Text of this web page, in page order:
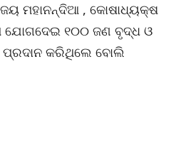
ମହାନନ୍ଦିଆ , କୋଷାଧ୍ୟକ୍ଷ
ଯୋଗଦେଇ ୧୦୦ ଜଣ ବୃଦ୍ଧ ଓ
ପ୍ରଦାନ କରିଥିଲେ ବୋଲି